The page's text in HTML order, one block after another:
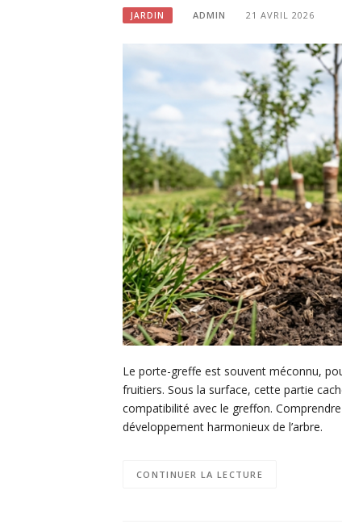
JARDIN ADMIN 21 AVRIL 2026
Le porte-greffe est souvent méconnu,
fruitiers. Sous la surface, cette partie
compatibilité avec le greffon.
développement harmonieux de l’arbre.
CONTINUER LA LECTURE